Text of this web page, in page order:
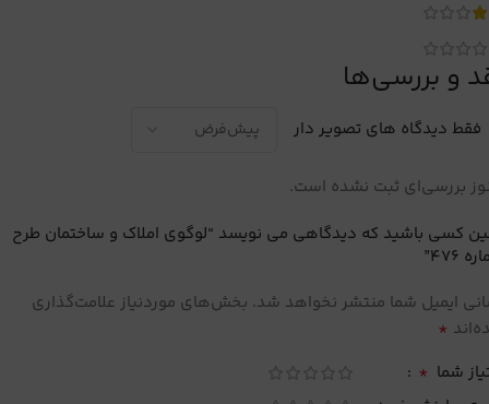
و بررسی‌ها
فقط دیدگاه های تصویر دار
بررسی‌ای ثبت نشده است.
کسی باشید که دیدگاهی می نویسد “لوگوی املاک و ساختمان طرح
476”
ایمیل شما منتشر نخواهد شد. بخش‌های موردنیاز علامت‌گذاری
*
شما *